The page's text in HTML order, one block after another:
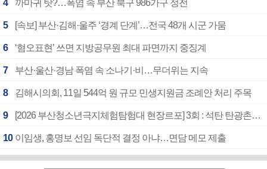
4 까마귀 탓?…폭염 속 부산 북구 986가구 정전
5 [속보] 부산·김해·울주 ‘경계 단계’…전국 48개 시군 가뭄
6 ‘혐오표현’ 쓰면 지방공무원 최대 파면까지 중징계
7 부산·울산·경남 폭염 속 소나기·비…무더위는 지속
8 김해시의회, 11일 544억 원 규모 민생지원금 조례안 처리 주목
9 [2026 부산청소년극지체험탐험대 현장르포] 3회 : 석탄 탄광촌에서 북극 연구의 중심지로
10 이임생, 홍명보 선임 독단적 결정 아냐…면담 메모 제출